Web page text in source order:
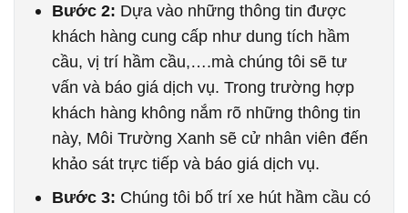
Bước 2: Dựa vào những thông tin được
khách hàng cung cấp như dung tích hầm
cầu, vị trí hầm cầu,….mà chúng tôi sẽ tư
vấn và báo giá dịch vụ. Trong trường hợp
khách hàng không nắm rõ những thông tin
này, Môi Trường Xanh sẽ cử nhân viên đến
khảo sát trực tiếp và báo giá dịch vụ.
Bước 3: Chúng tôi bố trí xe hút hầm cầu có